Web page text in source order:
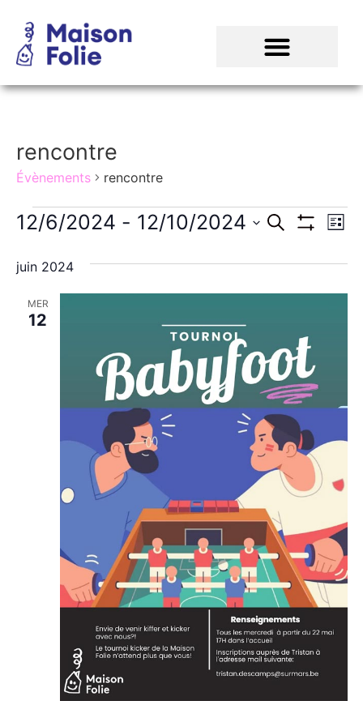
rencontre
Évènements rencontre
et
vues
RechercheListe
12/6/2024 - 12/10/2024
date.
juin 2024
MER
12